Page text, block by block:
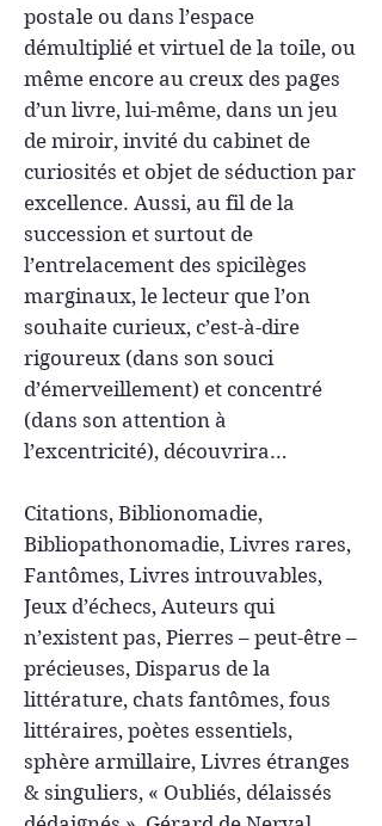
postale ou dans l’espace
démultiplié et virtuel de la toile, ou
même encore au creux des pages
d’un livre, lui-même, dans un jeu
de miroir, invité du cabinet de
curiosités et objet de séduction par
excellence. Aussi, au fil de la
succession et surtout de
l’entrelacement des spicilèges
marginaux, le lecteur que l’on
souhaite curieux, c’est-à-dire
rigoureux (dans son souci
d’émerveillement) et concentré
(dans son attention à
l’excentricité), découvrira…
Citations, Biblionomadie,
Bibliopathonomadie, Livres rares,
Fantômes, Livres introuvables,
Jeux d’échecs, Auteurs qui
n’existent pas, Pierres – peut-être –
précieuses, Disparus de la
littérature, chats fantômes, fous
littéraires, poètes essentiels,
sphère armillaire, Livres étranges
& singuliers, « Oubliés, délaissés